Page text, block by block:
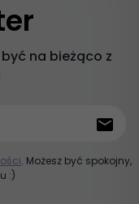
na bieżąco z
. Możesz być spokojny,
:)